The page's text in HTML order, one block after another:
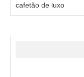
cafetão de luxo